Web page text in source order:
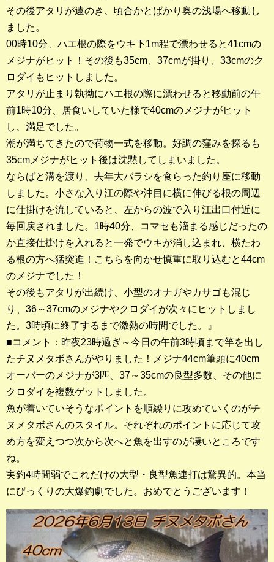
その後アタリが遠のき、頃合かとばかり奥の浅場へ移動し
ました。
00時10分、ハエ根の際をウキ下1m程で漂わせると41cmの
メジナがヒット！その後も35cm、37cmが掛り、33cmのク
ロダイもヒットしました。
アタリが止まり執拗にハエ根の際に漂わせると移動前の午
前1時10分、居食いしていた様で40cmのメジナがヒット
し、満足でした。
潮が満ちてきたので荷物一式を移動。好調の窪みを探るも
35cmメジナがヒット後は沈黙してしまいました。
ならばと溝を渡り、去年大バラシを食らった釣り座に移動
しました。小さな入り江の際や沖目に横に伸びる根の周辺
に仕掛けを流していると、左からの波で入り江出口付近に
毎回戻されました。1時40分、コマセも溜まる感じだったの
か直接仕掛けを入れると一発でウキが消し込まれ、横たわ
る根の方へ猛突進！こちらを向かせ慎重に取り込むと44cm
のメジナでした！
その後もアタリが出続け、小型のオナガやカサゴも混じ
り、36～37cmのメジナやクロダイが次々にヒットしまし
た。3時頃に終了するまで激熱の時間でした。』
■コメント：昨夜23時過ぎ～今日の午前3時頃まで竿を出し
たチヌメタボさんがやりました！メジナ44cm筆頭に40cm
オーバーのメジナが3匹、37～35cmの良型多数、その他に
クロダイを複数ゲットしました。
魚が着いていそうなポイントを順繰りに攻めていくのがチ
ヌメタボさんのスタイル。それぞれのポイントに応じて攻
め方を変えつつ次から次へと魚を出すのが凄いところです
ね。
実釣4時間弱でこれだけの大型・良型魚連打は驚異的。本当
にびっくりの大爆釣劇でした。おめでとうございます！
シロギス部門
過去の釣果ランキング
ブログ・釣行記
スタッフブログ
店長釣行記
スタッフ釣行記
釣果投稿フォーム
お問い合わせ